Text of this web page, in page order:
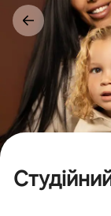
Перейти
вмісту